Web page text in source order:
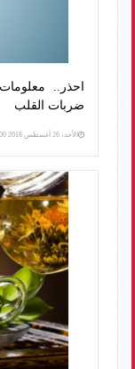
احذر..
ضربات القلب
الأحد، 26 أغسطس 2018 06:00 ص